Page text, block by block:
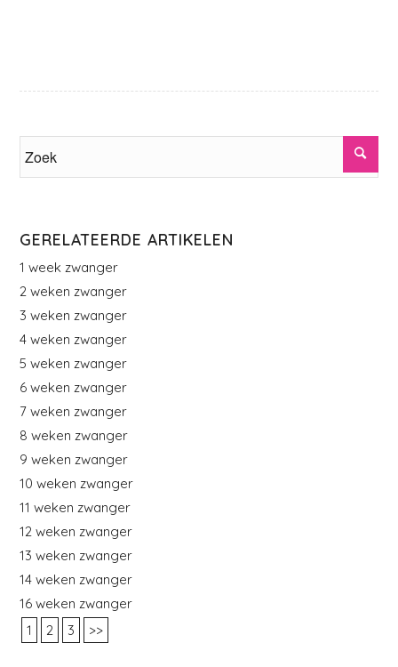
GERELATEERDE ARTIKELEN
1 week zwanger
2 weken zwanger
3 weken zwanger
4 weken zwanger
5 weken zwanger
6 weken zwanger
7 weken zwanger
8 weken zwanger
9 weken zwanger
10 weken zwanger
11 weken zwanger
12 weken zwanger
13 weken zwanger
14 weken zwanger
16 weken zwanger
1
2 3 >>